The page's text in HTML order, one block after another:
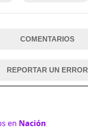
COMENTARIOS
REPORTAR UN ERROR
en Nación